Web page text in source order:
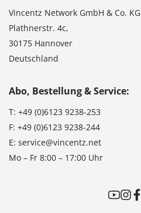
Vincentz Network GmbH & Co. KG
Plathnerstr. 4c,
30175 Hannover
Deutschland
Abo, Bestellung & Service:
T: +49 (0)6123 9238-253
F: +49 (0)6123 9238-244
E: service@vincentz.net
Mo – Fr 8:00 – 17:00 Uhr